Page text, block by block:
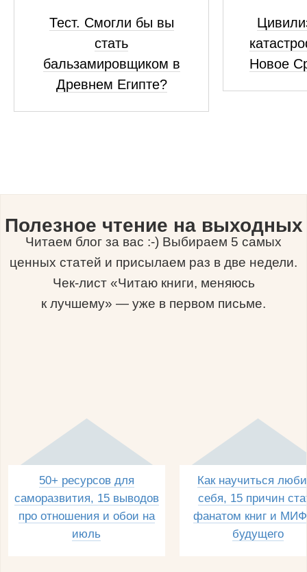
Тест. Смогли бы вы
стать
бальзамировщиком в
Древнем Египте?
Новое
Полезное чтение на выходных
Читаем блог за вас :-) Выбираем 5 самых
ценных статей и присылаем раз в две недели.
Чек-лист «Читаю книги, меняюсь
к лучшему» — уже в первом письме.
50+ ресурсов для
саморазвития, 15 выводов
про отношения и обои на
июль
Как научиться
себя, 15 причин
фанатом книг и
будущего